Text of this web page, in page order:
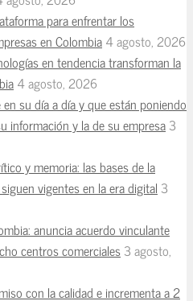
para enfrentar los
en Colombia4 agosto, 2026
en tendencia transforman la
4 agosto, 2026
su día a día y que están poniendo
información y la de su empresa3
y memoria: las bases de la
vigentes en la era digital 3
anuncia acuerdo vinculante
centros comerciales3 agosto,
con la calidad e incrementa a 2